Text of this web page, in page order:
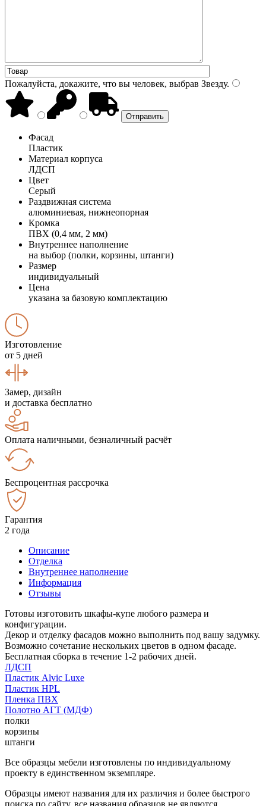
Пожалуйста, докажите, что вы человек, выбрав Звезду.
Фасад
Пластик
Материал корпуса
ЛДСП
Цвет
Серый
Раздвижная система
алюминиевая, нижнеопорная
Кромка
ПВХ (0,4 мм, 2 мм)
Внутреннее наполнение
на выбор (полки, корзины, штанги)
Размер
индивидуальный
Цена
указана за базовую комплектацию
Изготовление
от 5 дней
Замер, дизайн
и доставка бесплатно
Оплата наличными, безналичный расчёт
Беспроцентная рассрочка
Гарантия
2 года
Описание
Отделка
Внутреннее наполнение
Информация
Отзывы
Готовы изготовить шкафы-купе любого размера и
конфигурации.
Декор и отделку фасадов можно выполнить под вашу задумку.
Возможно сочетание нескольких цветов в одном фасаде.
Бесплатная сборка в течение 1-2 рабочих дней.
ЛДСП
Пластик Alvic Luxe
Пластик HPL
Пленка ПВХ
Полотно АГТ (МДФ)
полки
корзины
штанги
Все образцы мебели изготовлены по индивидуальному
проекту в единственном экземпляре.
Образцы имеют названия для их различия и более быстрого
поиска по сайту, все названия образцов не являются